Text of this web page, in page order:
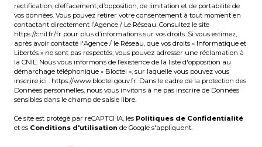
rectification, d’effacement, d’opposition, de limitation et de portabilité de
vos données. Vous pouvez retirer votre consentement à tout moment en
contactant directement l’Agence / Le Réseau. Consultez le site
https://cnil.fr/fr pour plus d’informations sur vos droits. Si vous estimez,
après avoir contacté l'Agence / le Réseau, que vos droits « Informatique et
Libertés » ne sont pas respectés, vous pouvez adresser une réclamation à
la CNIL. Nous vous informons de l’existence de la liste d'opposition au
démarchage téléphonique « Bloctel », sur laquelle vous pouvez vous
inscrire ici : https://www.bloctel.gouv.fr . Dans le cadre de la protection des
Données personnelles, nous vous invitons à ne pas inscrire de Données
sensibles dans le champ de saisie libre.
Ce site est protégé par reCAPTCHA, les Politiques de Confidentialité
et es Conditions d'utilisation de Google s'appliquent.